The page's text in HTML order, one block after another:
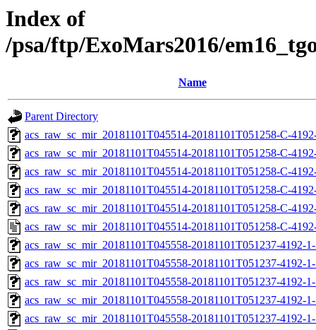
Index of
/psa/ftp/ExoMars2016/
Name
Parent Directory
acs_raw_sc_mir_20181101T045514-20181101T051258-C-
acs_raw_sc_mir_20181101T045514-20181101T051258-C-
acs_raw_sc_mir_20181101T045514-20181101T051258-C-
acs_raw_sc_mir_20181101T045514-20181101T051258-C-
acs_raw_sc_mir_20181101T045514-20181101T051258-C-
acs_raw_sc_mir_20181101T045514-20181101T051258-C-
acs_raw_sc_mir_20181101T045558-20181101T051237-4192-
acs_raw_sc_mir_20181101T045558-20181101T051237-4192-
acs_raw_sc_mir_20181101T045558-20181101T051237-4192-
acs_raw_sc_mir_20181101T045558-20181101T051237-4192-
acs_raw_sc_mir_20181101T045558-20181101T051237-4192-